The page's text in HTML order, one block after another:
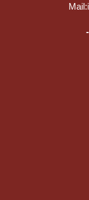
Mail: